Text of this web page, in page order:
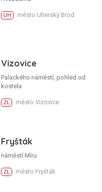
UH město Uherský Brod
Vizovice
Palackého náměstí, pohled od
kostela
ZL město Vizovice
Fryšták
náměstí Míru
ZL město Fryšták